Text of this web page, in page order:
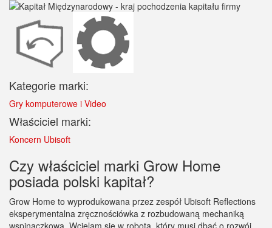
Kategorie marki:
Gry komputerowe i Video
Właściciel marki:
Koncern Ubisoft
Czy właściciel marki Grow Home
posiada polski kapitał?
Grow Home to wyprodukowana przez zespół Ubisoft Reflections
eksperymentalna zręcznościówka z rozbudowaną mechaniką
wspinaczkową. Wcielam się w robota, który musi dbać o rozwój